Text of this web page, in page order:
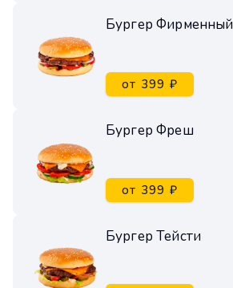
Бургер Фирменный
от 399 ₽
Бургер Фреш
от 399 ₽
Бургер Тейсти